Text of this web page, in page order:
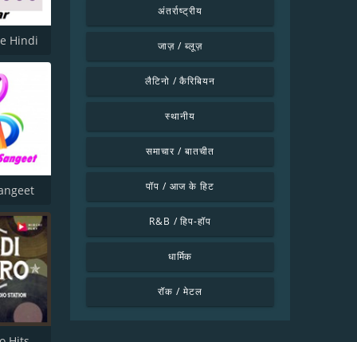
Hindi
अंतर्राष्ट्रीय
जाज़ / ब्लूज़
लैटिनो / कैरिबियन
स्थानीय
समाचार / बातचीत
पॉप / आज के हिट
R&B / हिप-हॉप
धार्मिक
रॉक / मेटल